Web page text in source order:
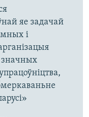
яе задачай
і
значных